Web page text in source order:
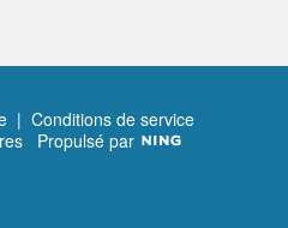
| Conditions de service
Propulsé par